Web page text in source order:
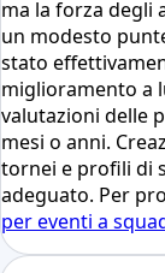
ma la forza degli
un modesto
stato
miglioramento a
valutazioni delle
mesi o anni.
tornei e profili di
adeguato. Per
per eventi a